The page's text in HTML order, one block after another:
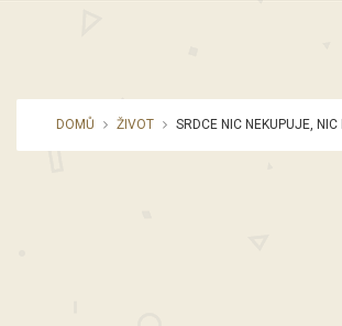
DOMŮ ŽIVOT SRDCE NIC NEKUPUJE, NIC